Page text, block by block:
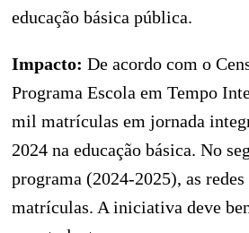
educação básica pública.
Impacto: De acordo com o
Programa Escola em Tempo
mil matrículas em jornada
2024 na educação básica. No
programa (2024-2025), as
matrículas. A iniciativa deve